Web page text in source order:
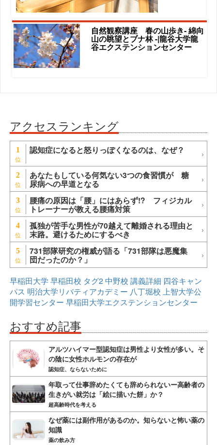
自然観察講座 春の山歩き- 綿向
山の眺望とブナ林 -|龍谷大学龍
谷エクステンションセンター
アクセスランキング
1 認知症になると怒りっぽくなるのは、なぜ？
2 あなたもしている何気ない3つの食習慣が 糖
尿病への早道となる
3 腰痛の原因は「腰」にはあらず!? フィジカル
トレーナーが教える腰痛対策
4 孤独が苦手な男性が70越えて離婚される理由と
末路。避けるためにするべき
5 731部隊研究の権威が語る「731部隊は悪魔集
団だったのか？」
早稲田大学 早稲田校 タグ2 中野校 講義詳細 四谷キャン
パス 明治大学リバティアカデミー 八丁堀校 上智大学公
開学習センター 早稲田大学エクステンションセンター
おすすめ記事
アルツハイマー型認知症は男性より女性が多い。そ
の陰に女性ホルモンの存在が
認知症、ならないために
年取って仕事辞めたくても辞められないー高齢者の
生きがい就労は「絵に描いた餅」か？
超高齢時代を考える
なぜ薬には副作用があるのか。知らないと怖い薬の
知識
薬の飲み方